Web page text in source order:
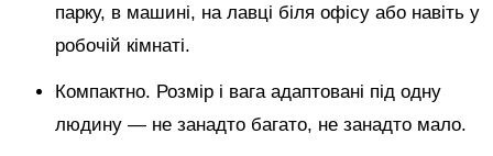
парку, в машині, на лавці біля офісу або навіть у
робочій кімнаті.
Компактно. Розмір і вага адаптовані під одну
людину — не занадто багато, не занадто мало.